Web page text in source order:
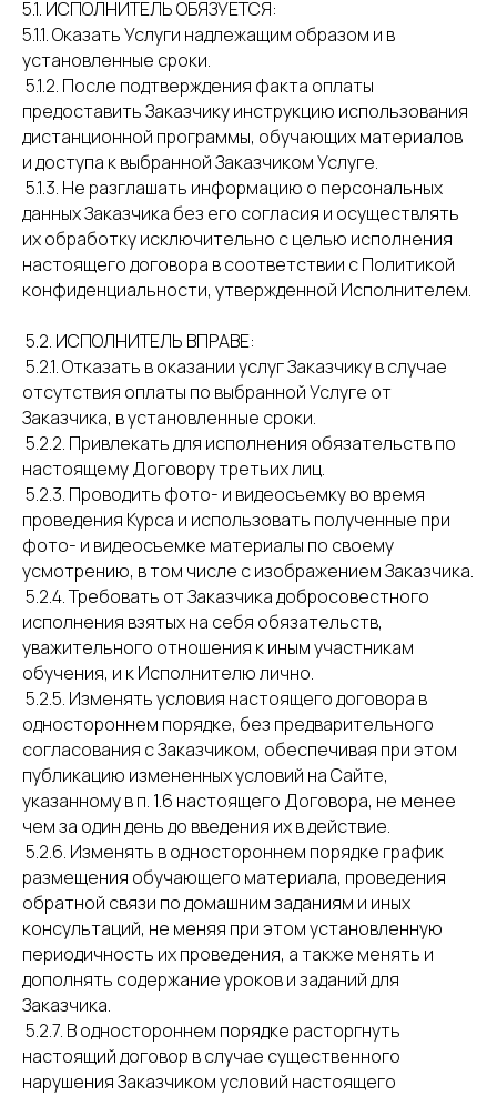
5.1. ИСПОЛНИТЕЛЬ ОБЯЗУЕТСЯ:
5.1.1. Оказать Услуги надлежащим образом и в
установленные сроки.
5.1.2. После подтверждения факта оплаты
предоставить Заказчику инструкцию использования
дистанционной программы, обучающих материалов
и доступа к выбранной Заказчиком Услуге.
5.1.3. Не разглашать информацию о персональных
данных Заказчика без его согласия и осуществлять
их обработку исключительно с целью исполнения
настоящего договора в соответствии с Политикой
конфиденциальности, утвержденной Исполнителем.
5.2. ИСПОЛНИТЕЛЬ ВПРАВЕ:
5.2.1. Отказать в оказании услуг Заказчику в случае
отсутствия оплаты по выбранной Услуге от
Заказчика, в установленные сроки.
5.2.2. Привлекать для исполнения обязательств по
настоящему Договору третьих лиц.
5.2.3. Проводить фото- и видеосъемку во время
проведения Курса и использовать полученные при
фото- и видеосъемке материалы по своему
усмотрению, в том числе с изображением Заказчика.
5.2.4. Требовать от Заказчика добросовестного
исполнения взятых на себя обязательств,
уважительного отношения к иным участникам
обучения, и к Исполнителю лично.
5.2.5. Изменять условия настоящего договора в
одностороннем порядке, без предварительного
согласования с Заказчиком, обеспечивая при этом
публикацию измененных условий на Сайте,
указанному в п. 1.6 настоящего Договора, не менее
чем за один день до введения их в действие.
5.2.6. Изменять в одностороннем порядке график
размещения обучающего материала, проведения
обратной связи по домашним заданиям и иных
консультаций, не меняя при этом установленную
периодичность их проведения, а также менять и
дополнять содержание уроков и заданий для
Заказчика.
5.2.7. В одностороннем порядке расторгнуть
настоящий договор в случае существенного
нарушения Заказчиком условий настоящего